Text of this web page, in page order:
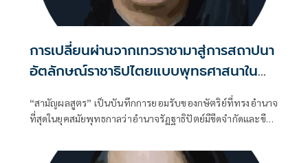
การเปลี่ยนผ่านจากเทวราชามาสู่การสถาปนา
อัตลักษณ์ราชาธิปไตยแบบพุทธศาสนาใน
พระไตรปิฏก : สามัญผลสูตรในฐานะทฤษฎี
ขีดจำกัดของอำนาจรัฐเหนือแรงงานและ
ทรัพย์สิน
“สามัญผลสูตร” เป็นบันทึกการยอมรับของกษัตริย์ที่ทรงอำนาจ
ที่สุดในยุคสมัยพุทธกาลว่าอำนาจรัฏฐาธิปัตย์มีขีดจำกัดและขีด